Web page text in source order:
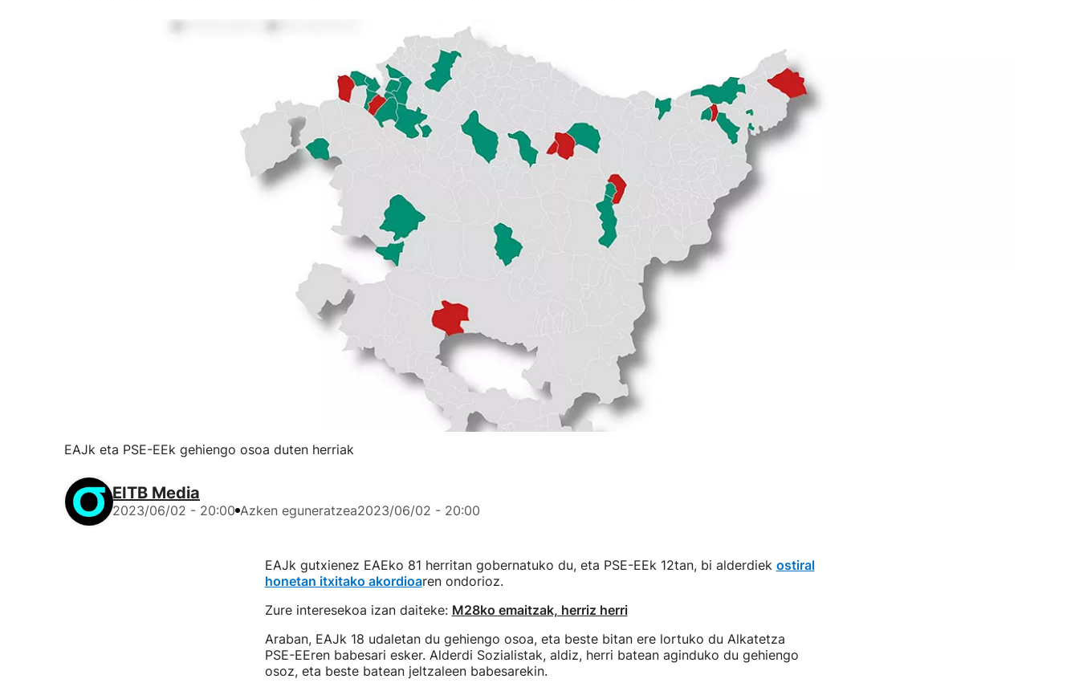
EAJk eta PSE-EEk gehiengo osoa duten herriak
EITB Media
2023/06/02 - 20:00 Azken eguneratzea2023/06/02 - 20:00
EAJk gutxienez EAEko 81 herritan gobernatuko du, eta PSE-EEk 12tan, bi alderdiek ostiral
honetan itxitako akordioaren ondorioz.
Zure interesekoa izan daiteke: M28ko emaitzak, herriz herri
Araban, EAJk 18 udaletan du gehiengo osoa, eta beste bitan ere lortuko du Alkatetza
PSE-EEren babesari esker. Alderdi Sozialistak, aldiz, herri batean aginduko du gehiengo
osoz, eta beste batean jeltzaleen babesarekin.